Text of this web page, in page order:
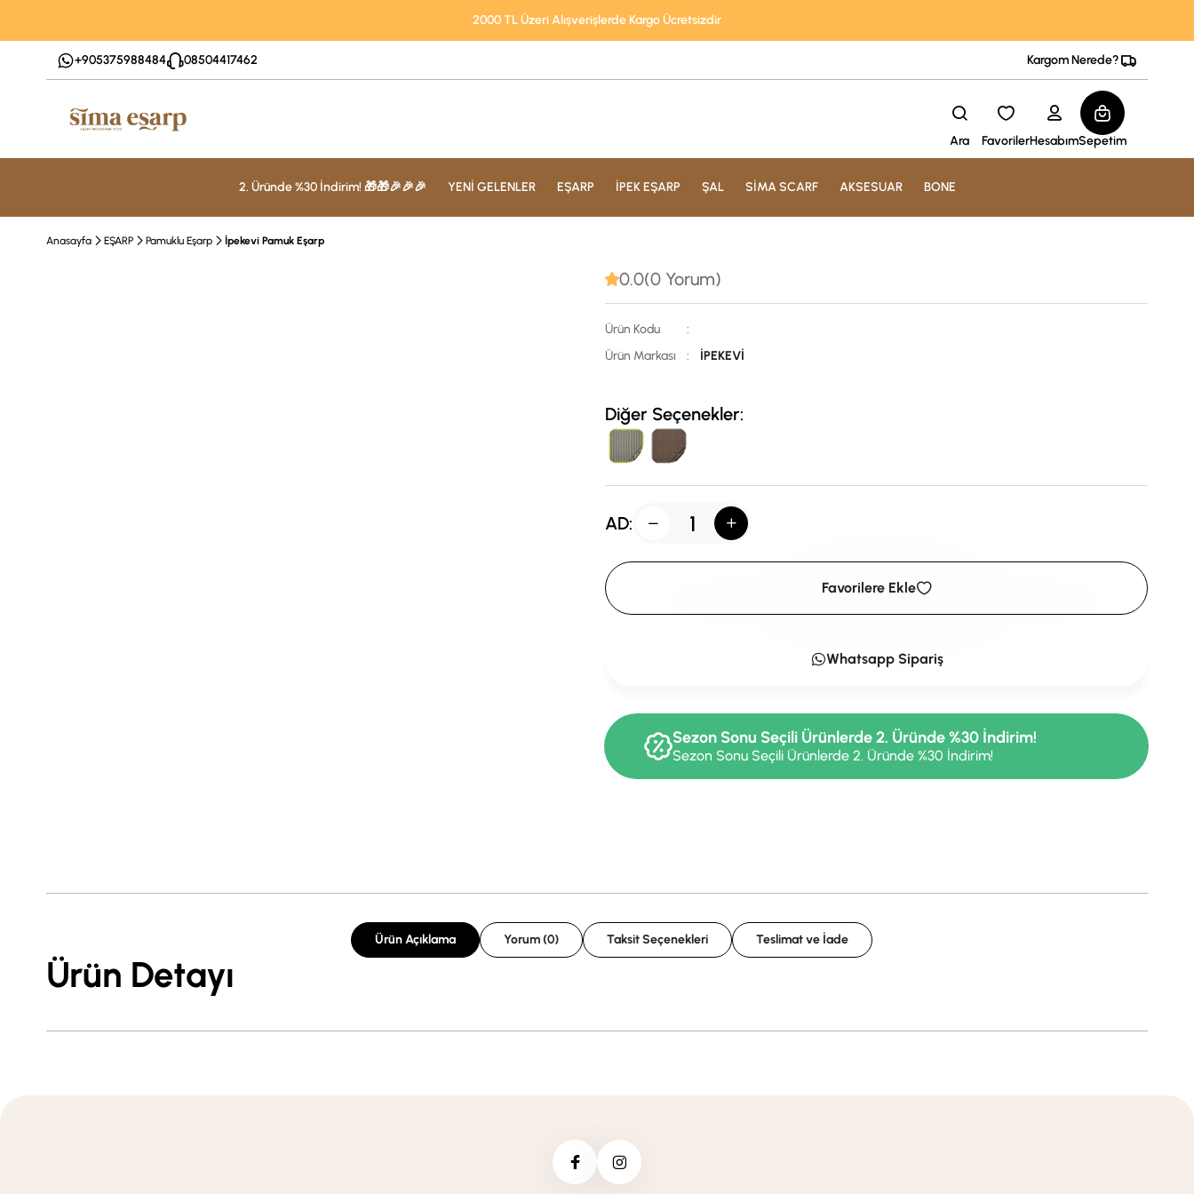
2000 TL Üzeri Alışverişlerde Kargo Ücretsizdir
+905375988484 08504417462 Kargom Nerede?
Ara FavorilerHesabımSepetim
2. Üründe %30 İndirim! 🎁🎁🎉🎉🎉 YENİ GELENLER EŞARP İPEK EŞARP ŞAL SİMA SCARF AKSESUAR BONE
Anasayfa EŞARP Pamuklu Eşarp İpekevi Pamuk Eşarp
0.0(0 Yorum)
Ürün Kodu
:
Ürün Markası
: İPEKEVİ
Diğer Seçenekler:
AD:
Favorilere Ekle
Whatsapp Sipariş
Sezon Sonu Seçili Ürünlerde 2. Üründe %30 İndirim!
Sezon Sonu Seçili Ürünlerde 2. Üründe %30 İndirim!
Ürün Açıklama Yorum (0) Taksit Seçenekleri Teslimat ve İade
Ürün Detayı